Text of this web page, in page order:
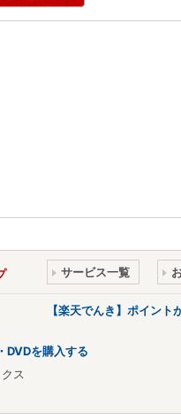
サービス一覧
【楽天でんき】ポイント
DVDを購入する
ス